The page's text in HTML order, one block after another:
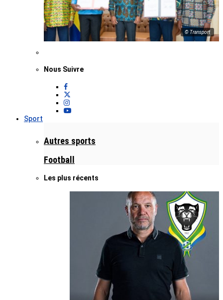
© Transport
Nous Suivre
Sport
Autres sports
Football
Les plus récents